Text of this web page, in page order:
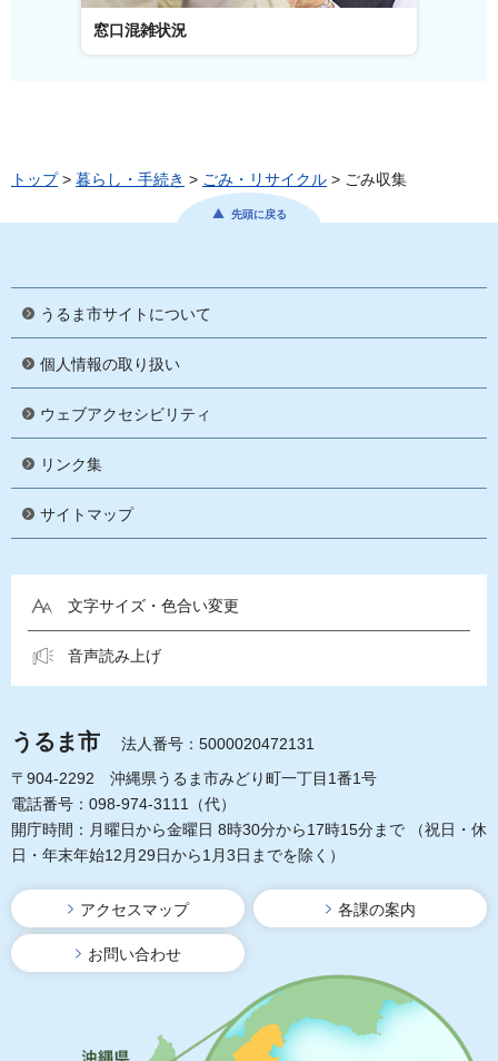
窓口混雑状況
トップ> 暮らし・手続き > ごみ・リサイクル > ごみ収集
先頭に戻る
うるま市サイトについて
個人情報の取り扱い
ウェブアクセシビリティ
リンク集
サイトマップ
文字サイズ・色合い変更
音声読み上げ
うるま市
法人番号：5000020472131
〒904-2292 沖縄県うるま市みどり町一丁目1番1号
電話番号：098-974-3111（代）
開庁時間：月曜日から金曜日 8時30分から17時15分まで
（祝日・休
日・年末年始12月29日から1月3日までを除く）
アクセスマップ 各課の案内
お問い合わせ